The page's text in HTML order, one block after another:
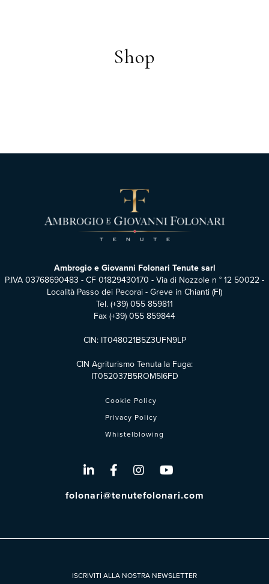
Shop
Cookie Policy
Privacy Policy
Whistelblowing
Ambrogio e Giovanni Folonari Tenute sarl
P.IVA 03768690483 - CF 01829430170 - Via di Nozzole n ° 12 50022 -
Località Passo dei Pecorai - Greve in Chianti (FI)
Tel.(+39) 055 859811
Fax (+39) 055 859844
CIN: IT048021B5Z3UFN9LP
CIN Agriturismo Tenuta la Fuga:
IT052037B5ROM5I6FD
folonari@tenutefolonari.com
ISCRIVITI ALLA NOSTRA NEWSLETTER